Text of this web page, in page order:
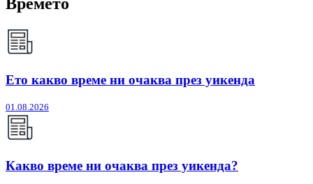
Ето какво време ни очаква през уикенда
01.08.2026
Какво време ни очаква през уикенда?